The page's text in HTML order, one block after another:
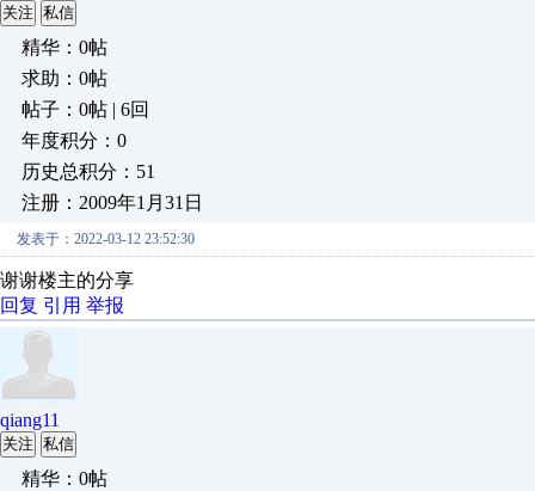
关注 私信
精华：0帖
求助：0帖
帖子：0帖 | 6回
年度积分：0
历史总积分：51
注册：2009年1月31日
发表于：2022-03-12 23:52:30
谢谢楼主的分享
回复 引用 举报
qiang11
关注 私信
精华：0帖